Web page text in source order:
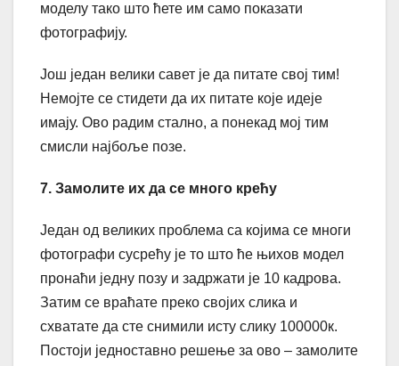
моделу тако што ћете им само показати
фотографију.
Још један велики савет је да питате свој тим!
Немојте се стидети да их питате које идеје
имају. Ово радим стално, а понекад мој тим
смисли најбоље позе.
7. Замолите их да се много крећу
Један од великих проблема са којима се многи
фотографи сусрећу је то што ће њихов модел
пронаћи једну позу и задржати је 10 кадрова.
Затим се враћате преко својих слика и
схватате да сте снимили исту слику 100000к.
Постоји једноставно решење за ово – замолите